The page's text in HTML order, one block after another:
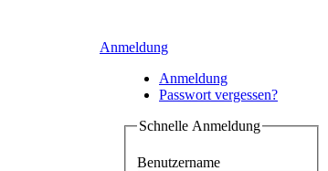
Anmeldung
Anmeldung
Passwort vergessen?
Schnelle Anmeldung
Benutzername